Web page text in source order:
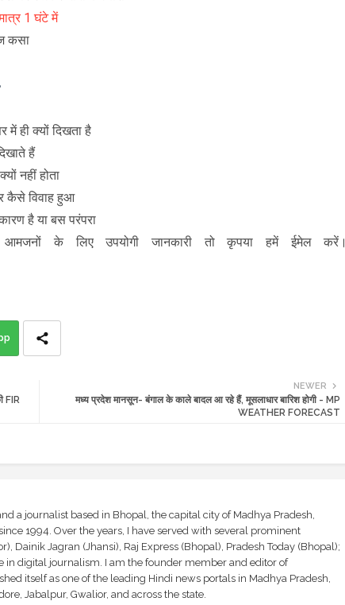
1 घंटे में
कसा
में ही क्यों दिखता है
हैं
नहीं होता
कैसे विवाह हुआ
है या बस परंपरा
के लिए उपयोगी जानकारी तो कृपया हमें ईमेल
NEWER
मध्य प्रदेश मानसून- बंगाल के काले बादल आ रहे हैं, मूसलाधार बारिश होगी - MP
WEATHER FORECAST
FIR
a journalist based in Bhopal, the capital city of Madhya Pradesh,
1994. Over the years, I have served with several prominent
Dainik Jagran (Jhansi), Raj Express (Bhopal), Pradesh Today (Bhopal);
in digital journalism. I am the founder member and editor of
itself as one of the leading Hindi news portals in Madhya Pradesh,
Jabalpur, Gwalior, and across the state.